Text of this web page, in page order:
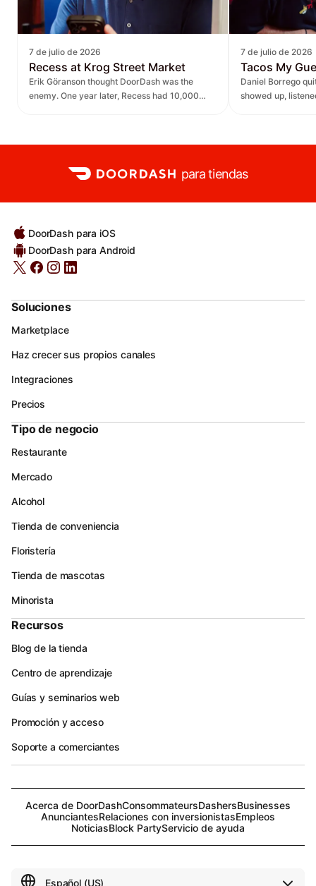
7 de julio de 2026
Recess at Krog Street Market
Erik Göranson thought DoorDash was the
enemy. One year later, Recess had 10,000
7 de julio de 2026
Tacos My
Daniel Borrego
showed up,
para tiendas
DoorDash para iOS
DoorDash para Android
Soluciones
Marketplace
Haz crecer sus propios canales
Integraciones
Precios
Tipo de negocio
Restaurante
Mercado
Alcohol
Tienda de conveniencia
Floristería
Tienda de mascotas
Minorista
Recursos
Blog de la tienda
Centro de aprendizaje
Guías y seminarios web
Promoción y acceso
Soporte a comerciantes
Acerca de DoorDashConsommateursDashersBusinesses
AnunciantesRelaciones con inversionistasEmpleos
NoticiasBlock PartyServicio de ayuda